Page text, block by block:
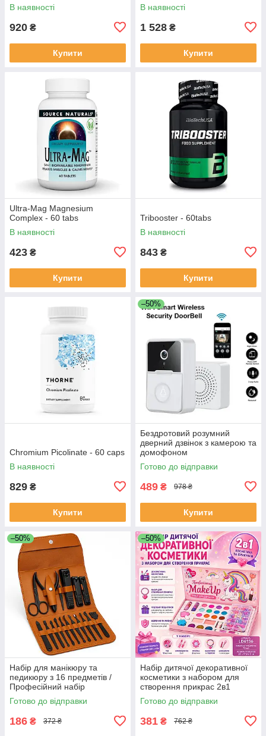
В наявності
920 ₴
Купити
В наявності
1 528 ₴
Купити
Ultra-Mag Magnesium
Complex - 60 tabs
В наявності
423 ₴
Купити
Tribooster - 60tabs
В наявності
843 ₴
Купити
Chromium Picolinate - 60 caps
В наявності
829 ₴
Купити
–50%
Бездротовий розумний
дверний дзвінок з камерою та
домофоном
водонепроникний DF-37
Готово до відправки
489 ₴ 978 ₴
Купити
–50%
Набір для манікюру та
педикюру з 16 предметів /
Професійний набір
інструментів 16 в 1 з
нержавіючої сталі у футлярі
Готово до відправки
186 ₴ 372 ₴
–50%
Набір дитячої декоративної
косметики з набором для
створення прикрас 2в1
MakeUp Набір для дівчаток
BC-25
Готово до відправки
381 ₴ 762 ₴